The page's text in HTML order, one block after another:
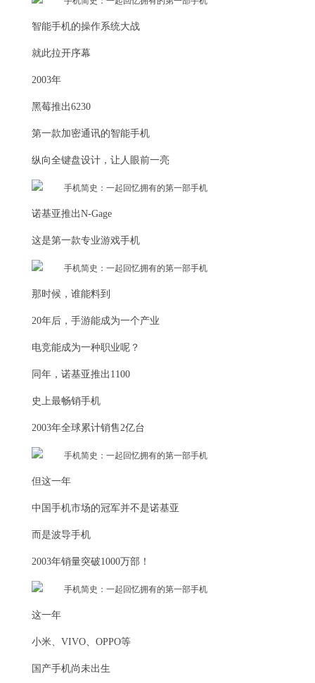
智能手机的操作系统大战
就此拉开序幕
2003年
黑莓推出6230
第一款加密通讯的智能手机
纵向全键盘设计，让人眼前一亮
诺基亚推出N-Gage
这是第一款专业游戏手机
那时候，谁能料到
20年后，手游能成为一个产业
电竞能成为一种职业呢？
同年，诺基亚推出1100
史上最畅销手机
2003年全球累计销售2亿台
但这一年
中国手机市场的冠军并不是诺基亚
而是波导手机
2003年销量突破1000万部！
这一年
小米、VIVO、OPPO等
国产手机尚未出生